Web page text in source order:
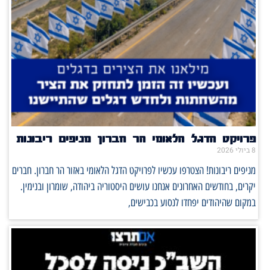
פרויקט הדגל הלאומי הר חברון מניפים ריבונות
8 ביולי 2026
מניפים ריבונות! הצטרפו עכשיו לפרויקט הדגל הלאומי באזור הר חברון. חברים
יקרים, בחודשים האחרונים אנחנו עושים היסטוריה ביהודה, שומרון ובנימין.
במקום שהיהודים יפחדו לנסוע בכבישים,